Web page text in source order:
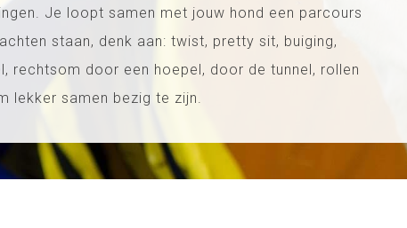
Je loopt samen met jouw hond een parcours
staan, denk aan: twist, pretty sit, buiging,
rechtsom door een hoepel, door de tunnel, rollen
lekker samen bezig te zijn.